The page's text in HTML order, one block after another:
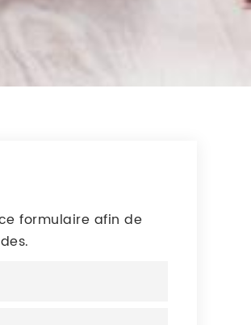
formulaire afin de